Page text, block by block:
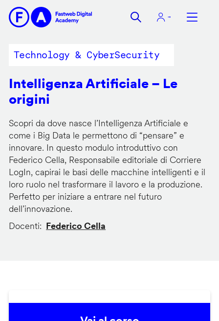
contenuto
Technology & CyberSecurity
Intelligenza Artificiale – Le
origini
Scopri da dove nasce l’Intelligenza Artificiale e
come i Big Data le permettono di “pensare” e
innovare. In questo modulo introduttivo con
Federico Cella, Responsabile editoriale di Corriere
LogIn, capirai le basi delle macchine intelligenti e il
loro ruolo nel trasformare il lavoro e la produzione.
Perfetto per iniziare a entrare nel futuro
dell’innovazione.
Docenti
Federico Cella